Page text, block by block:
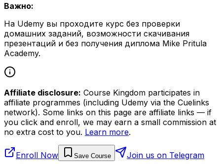
Важно:
На Udemy вы проходите курс без проверки
домашних заданий, возможности скачивания
презентаций и без получения диплома Mike Pritula
Academy.
Affiliate disclosure: Course Kingdom participates in
affiliate programmes (including Udemy via the Cuelinks
network). Some links on this page are affiliate links — if
you click and enroll, we may earn a small commission at
no extra cost to you. Learn more.
Enroll Now Save Course Join us on Telegram